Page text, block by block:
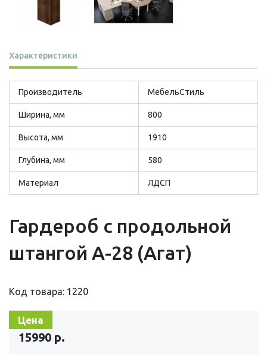
Характеристики
Производитель МебельСтиль
Ширина, мм 800
Высота, мм 1910
Глубина, мм 580
Материал ЛДСП
Гардероб с продольной
штангой А-28 (Агат)
Код товара: 1220
Цена
15990 р.